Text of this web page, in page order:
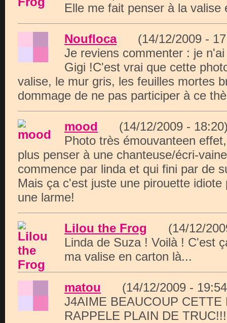
Elle me fait penser à la valise
Noufloca(14/12/2009 -
Je reviens commenter : je
Gigi !C'est vrai que cette
valise, le mur gris, les feuilles mortes
dommage de ne pas participer à ce
mood (14/12/2009 -
Photo très émouvanteen
plus penser à une chanteuse/écri-
commence par linda et qui fini par de
Mais ça c'est juste une pirouette
une larme!
Lilou the Frog (14/12/
Linda de Suza ! Voilà ! C'est
ma valise en carton là...
matou (14/12/2009 -
J4AIME BEAUCOUP CETTE
RAPPELE PLAIN DE